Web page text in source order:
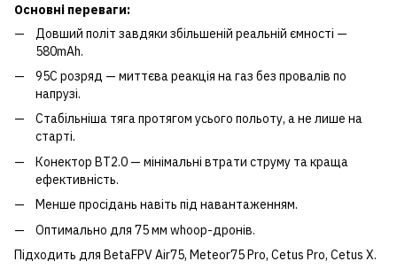
Основні переваги:
Довший політ завдяки збільшеній реальній ємності —
580mAh.
95C розряд — миттєва реакція на газ без провалів по
напрузі.
Стабільніша тяга протягом усього польоту, а не лише на
старті.
Конектор BT2.0 — мінімальні втрати струму та краща
ефективність.
Менше просідань навіть під навантаженням.
Оптимально для 75 мм whoop-дронів.
Підходить для BetaFPV Air75, Meteor75 Pro, Cetus Pro, Cetus X.